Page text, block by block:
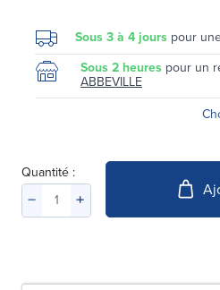
Sous 3 à 4 jours pour
Sous 2 heures pour un
ABBEVILLE
Quantité :